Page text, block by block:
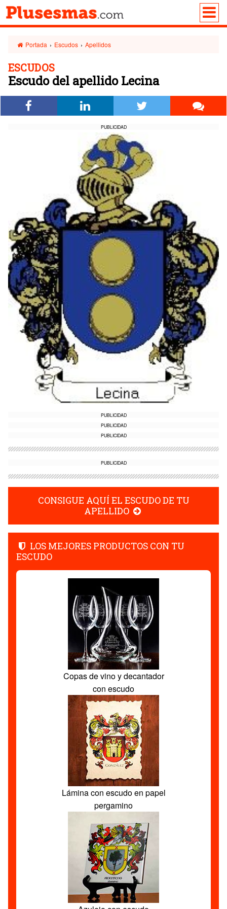
Portada › Escudos › Apellidos
ESCUDOS
Escudo del apellido Lecina
PUBLICIDAD
PUBLICIDAD
PUBLICIDAD
PUBLICIDAD
PUBLICIDAD
CONSIGUE AQUÍ EL ESCUDO DE TU
APELLIDO
LOS MEJORES PRODUCTOS CON TU
ESCUDO
Copas de vino y decantador
con escudo
Lámina con escudo en papel
pergamino